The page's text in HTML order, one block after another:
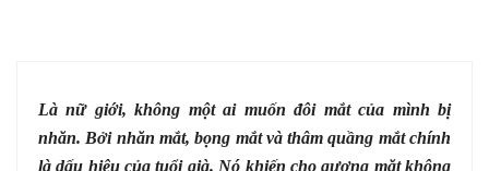
Là nữ giới, không một ai muốn đôi mắt của mình bị
nhăn. Bởi nhăn mắt, bọng mắt và thâm quầng mắt chính
là dấu hiệu của tuổi già. Nó khiến cho gương mặt không